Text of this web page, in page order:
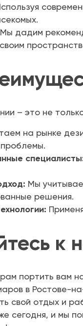
Мы дадим
– это не
на рынке
Мы
решения.
к
портить вам
в Ростове-
свой отдых и
сегодня, и мы